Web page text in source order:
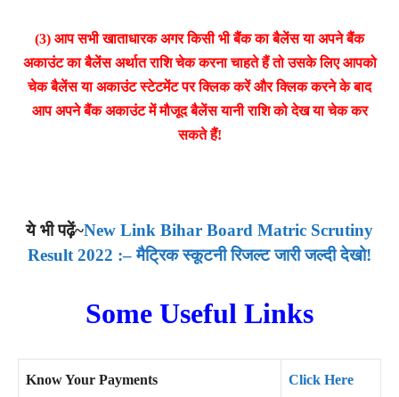
(3) आप सभी खाताधारक अगर किसी भी बैंक का बैलेंस या अपने बैंक
अकाउंट का बैलेंस अर्थात राशि चेक करना चाहते हैं तो उसके लिए आपको
चेक बैलेंस या अकाउंट स्टेटमेंट पर क्लिक करें और क्लिक करने के बाद
आप अपने बैंक अकाउंट में मौजूद बैलेंस यानी राशि को देख या चेक कर
सकते हैं!
ये भी पढ़ें~New Link Bihar Board Matric Scrutiny
Result 2022 :– मैट्रिक स्कूटनी रिजल्ट जारी जल्दी देखो!
Some Useful Links
Know Your Payments Click Here